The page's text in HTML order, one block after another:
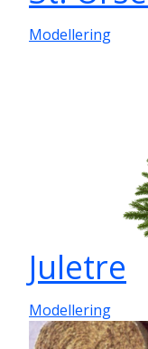
Modellering
Juletre
Modellering